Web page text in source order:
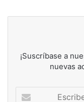
¡Suscríbase a
nuevas